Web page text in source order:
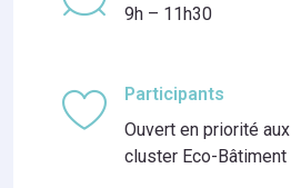
9h – 11h30
Participants
Ouvert en priorité
cluster Eco-Bâtiment